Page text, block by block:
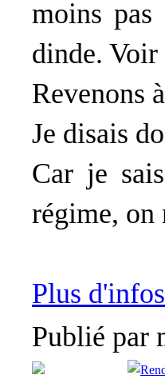
moins
dinde. Voir
Revenons
Je disais
Car je
régime, on
Plus
Publié par